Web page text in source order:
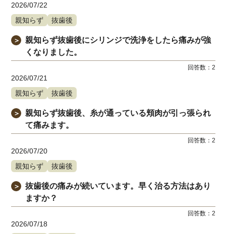
2026/07/22
親知らず
抜歯後
＞
親知らず抜歯後にシリンジで洗浄をしたら痛みが強
くなりました。
回答数： 2
2026/07/21
親知らず
抜歯後
＞
親知らず抜歯後、糸が通っている頬肉が引っ張られ
て痛みます。
回答数： 2
2026/07/20
親知らず
抜歯後
＞
抜歯後の痛みが続いています。早く治る方法はあり
ますか？
回答数： 2
2026/07/18